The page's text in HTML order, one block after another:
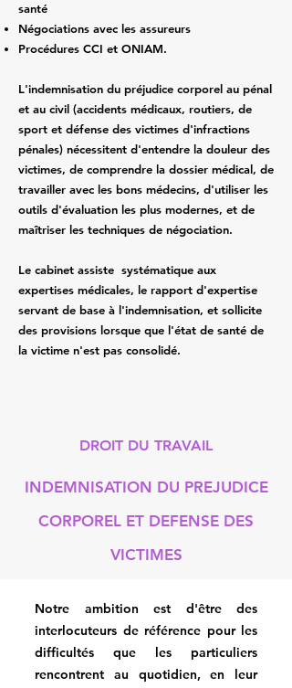
santé
Négociations avec les assureurs
Procédures CCI et ONIAM.
L'indemnisation du préjudice corporel au pénal
et au civil (accidents médicaux, routiers, de
sport et défense des victimes d'infractions
pénales) nécessitent d'entendre la douleur des
victimes, de comprendre la dossier médical, de
travailler avec les bons médecins, d'utiliser les
outils d'évaluation les plus modernes, et de
maîtriser les techniques de négociation.
Le cabinet assiste systématique aux
expertises médicales, le rapport d'expertise
servant de base à l'indemnisation, et sollicite
des provisions lorsque que l'état de santé de
la victime n'est pas consolidé.
​​​DROIT DU TRAVAIL
INDEMNISATION DU PREJUDICE
CORPOREL ET DEFENSE DES
VICTIMES
Notre ambition est d'être des
interlocuteurs de référence pour les
difficultés que les particuliers
rencontrent au quotidien, en leur